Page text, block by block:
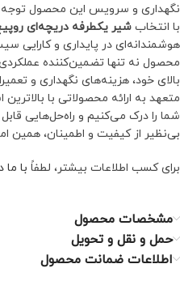
نگهداری و سرویس این محصول توجه
با انتخاب شیر یکطرفه دریچه‌ای
هوشمندانه‌ای در پایداری و کارایی
محصول نه تنها تضمین‌کننده
بالای خود، هزینه‌های نگهداری و
متعهد به ارائه محصولاتی با
شما را درک می‌کنیم و راه‌حل‌هایی
بی‌نظیر از کیفیت و اطمینان، همین
برای کسب اطلاعات بیشتر، لطفاً با
مشخصات محصول
حمل و نقل و تحویل
اطلاعات ضمانت محصول